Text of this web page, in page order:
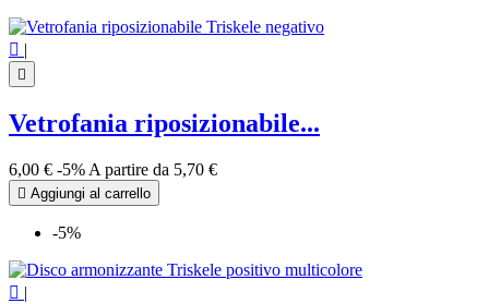
 |

Vetrofania riposizionabile...
6,00 € -5% A partire da 5,70 €
 Aggiungi al carrello
-5%
 |